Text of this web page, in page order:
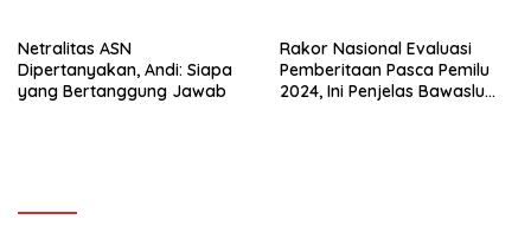
Netralitas ASN
Dipertanyakan, Andi: Siapa
yang Bertanggung Jawab
Rakor Nasional Evaluasi
Pemberitaan Pasca Pemilu
2024, Ini Penjelas Bawaslu